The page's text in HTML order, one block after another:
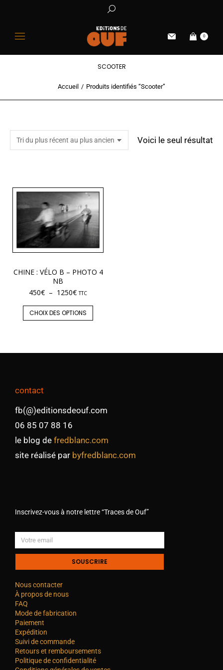
0
SCOOTER
Vous êtes ici :Accueil Produits identifiés “Scooter”
Voici le seul résultat
CHINE : VÉLO B – PHOTO 4
NB
450€ – 1250€ TTC
CHOIX DES OPTIONS
contact
fb(@)editionsdeouf.com
06 85 07 88 16
le blog de fredblanc.com
site réalisé par byfredblanc.com
Inscrivez-vous à notre lettre “Traces de Ouf”
SOUSCRIRE
Nous contacter
À propos de nous
FAQ
Mode de fabrication
Paiement
Expédition
Suivi de commande
Retours et remboursements
Politique de confidentialité